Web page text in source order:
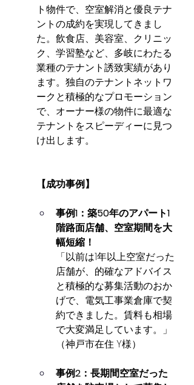
ト物件で、空室解消と優良テナ
ントの成約を実現してきまし
た。飲食店、美容室、クリニッ
ク、学習塾など、多岐にわたる
業種のテナント誘致実績があり
ます。独自のテナントネットワ
ークと積極的なプロモーション
で、オーナー様の物件に最適な
テナントをスピーディーに見つ
け出します。
【成功事例】
事例1：築50年のアパート1
階路面店舗、空室期間を大
幅短縮！
「以前は1年以上空室だった
店舗が、的確なアドバイス
と積極的な募集活動のおか
げで、電気工事業倉庫で契
約できました。賃料も相場
で大変満足しています。」
（神戸市在住 Y様）
事例2：長期間空室だった